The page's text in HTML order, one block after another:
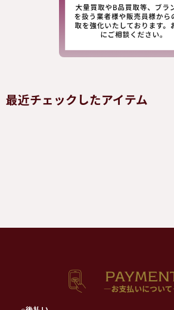
最近チェックしたアイテム